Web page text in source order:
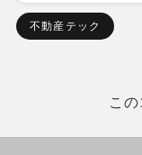
不動産テック
こ